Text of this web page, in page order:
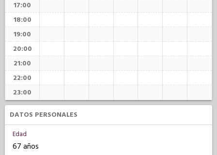
17:00
18:00
19:00
20:00
21:00
22:00
23:00
DATOS PERSONALES
Edad
67 años